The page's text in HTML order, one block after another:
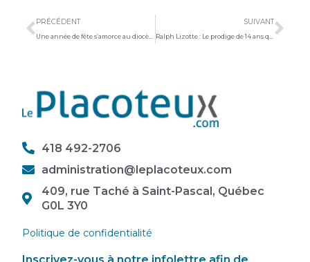
PRÉCÉDENT
Une année de fête s’amorce au diocèse de Sainte-Anne
SUIVANT
Ralph Lizotte : Le prodige de 14 ans qui défie les adultes en piste
418 492-2706
administration@leplacoteux.com
409, rue Taché à Saint-Pascal, Québec
G0L 3Y0
Politique de confidentialité